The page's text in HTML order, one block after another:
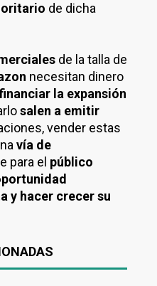
de dicha
de la talla de
necesitan dinero
la expansión
salen a emitir
vender estas
vía de
para el público
y hacer crecer su